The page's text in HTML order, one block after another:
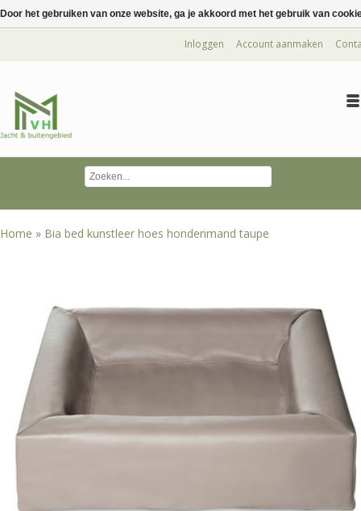
Inloggen Account aanmaken
Home » Bia bed kunstleer hoes hondenmand taupe
Door het gebruiken van onze website, ga je akkoord met het gebruik van